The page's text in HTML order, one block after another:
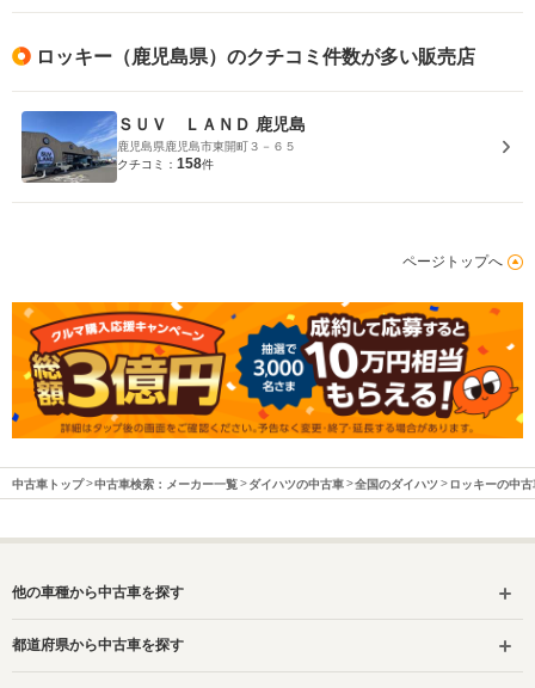
ロッキー（鹿児島県）のクチコミ件数が多い販売店
ＳＵＶ ＬＡＮＤ 鹿児島
鹿児島県鹿児島市東開町３－６５
クチコミ： 158件
ページトップへ
中古車トップ 中古車検索：メーカー一覧 ダイハツの中古車 全国のダイハツ ロッキーの中古
他の車種から中古車を探す
都道府県から中古車を探す